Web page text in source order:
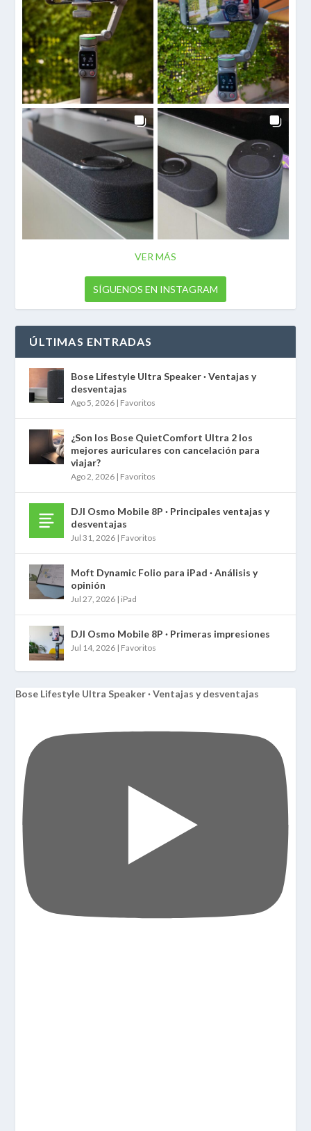
VER MÁS
SÍGUENOS EN INSTAGRAM
ÚLTIMAS ENTRADAS
Bose Lifestyle Ultra Speaker · Ventajas y
desventajas
Ago 5, 2026 | Favoritos
¿Son los Bose QuietComfort Ultra 2 los
mejores auriculares con cancelación para
viajar?
Ago 2, 2026 | Favoritos
DJI Osmo Mobile 8P · Principales ventajas y
desventajas
Jul 31, 2026 | Favoritos
Moft Dynamic Folio para iPad · Análisis y
opinión
Jul 27, 2026 | iPad
DJI Osmo Mobile 8P · Primeras impresiones
Jul 14, 2026 | Favoritos
Bose Lifestyle Ultra Speaker · Ventajas y desventajas